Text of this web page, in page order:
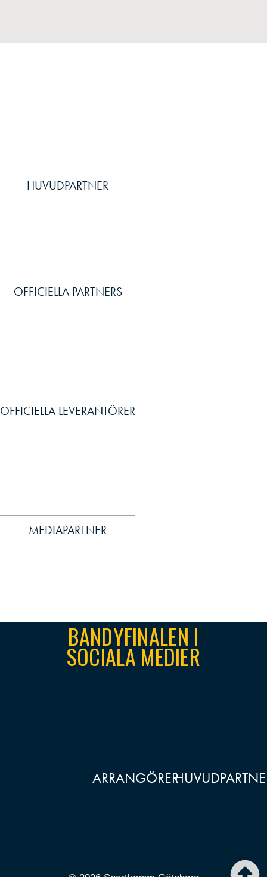
HUVUDPARTNER
OFFICIELLA PARTNERS
OFFICIELLA LEVERANTÖRER
MEDIAPARTNER
BANDYFINALEN I
SOCIALA MEDIER
ARRANGÖRER